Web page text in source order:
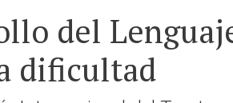
del
dificultad